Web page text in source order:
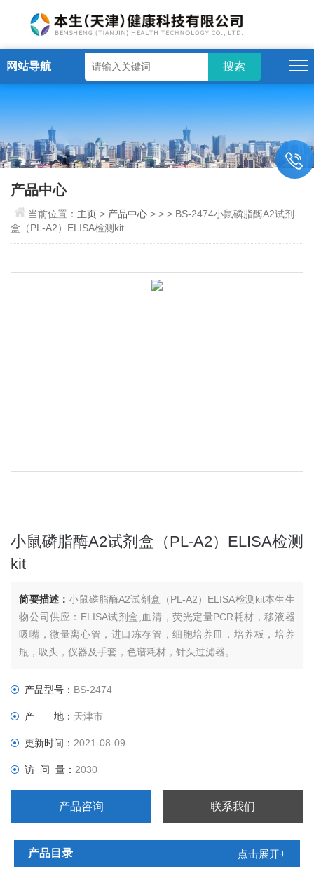
网站导航
产品中心
当前位置： 主页> 产品中心 > > > BS-2474小鼠磷脂酶A2试剂
盒（PL-A2）ELISA检测kit
小鼠磷脂酶A2试剂盒（PL-A2）ELISA检测
kit
简要描述：小鼠磷脂酶A2试剂盒（PL-A2）ELISA检测kit本生生
物公司供应：ELISA试剂盒,血清，荧光定量PCR耗材，移液器
吸嘴，微量离心管，进口冻存管，细胞培养皿，培养板，培养
瓶，吸头，仪器及手套，色谱耗材，针头过滤器。
产品型号： BS-2474
产 地： 天津市
更新时间：2021-08-09
访 问 量：2030
产品咨询 联系我们
产品目录 点击展开+